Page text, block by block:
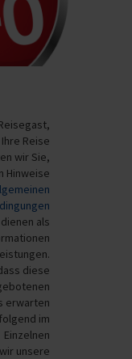
Reise
wir Sie,
Hinweise
als
diese
erwarten
im
Einzelnen
unsere